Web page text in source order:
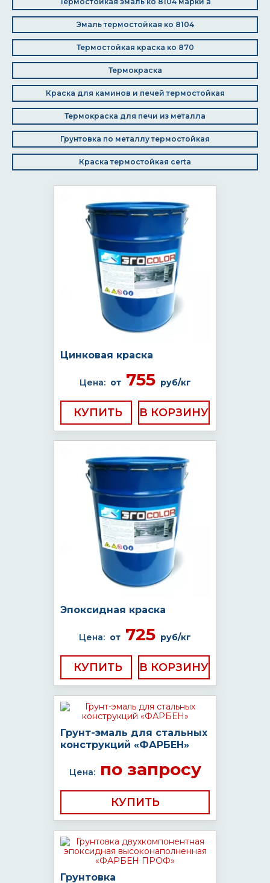
Эмаль термостойкая ко 8104
Термостойкая краска ко 870
Термокраска
Краска для каминов и печей термостойкая
Термокраска для печи из металла
Грунтовка по металлу термостойкая
Краска термостойкая certa
Цинковая краска
Цена: от755 руб/кг
КУПИТЬ
Эпоксидная краска
Цена: от 725 руб/кг
КУПИТЬ
Грунт-эмаль для стальных
конструкций «ФАРБЕН»
Цена:по запросу
КУПИТЬ
Грунтовка